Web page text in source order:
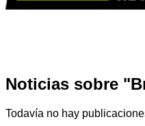
Noticias sobre
Todavía no hay